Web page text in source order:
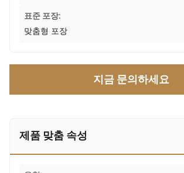
표준 포장:
맞춤형 포장
지금 문의하세요
제품 맞춤 속성